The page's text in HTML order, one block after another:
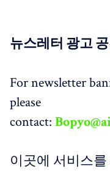
뉴스레터 광고
For newsletter
please
contact:
이곳에 서비스